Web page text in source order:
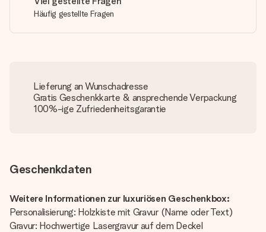
Häufig gestellte Fragen
Lieferung an Wunschadresse
Gratis Geschenkkarte & ansprechende Verpackung
100%-ige Zufriedenheitsgarantie
Geschenkdaten
Weitere Informationen zur luxuriösen Geschenkbox:
Personalisierung: Holzkiste mit Gravur (Name oder Text)
Gravur: Hochwertige Lasergravur auf dem Deckel